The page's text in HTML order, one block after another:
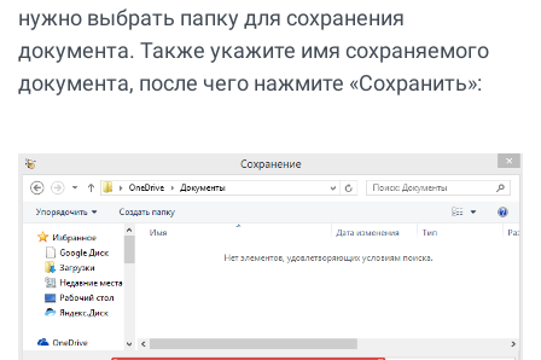
нужно выбрать папку для сохранения
документа. Также укажите имя сохраняемого
документа, после чего нажмите «Сохранить»: